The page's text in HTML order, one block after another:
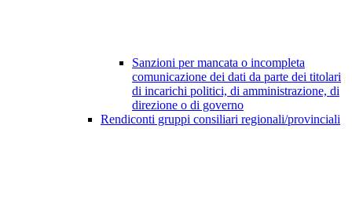
Sanzioni per mancata o incompleta
comunicazione dei dati da parte dei titolari
di incarichi politici, di amministrazione, di
direzione o di governo
Rendiconti gruppi consiliari regionali/provinciali